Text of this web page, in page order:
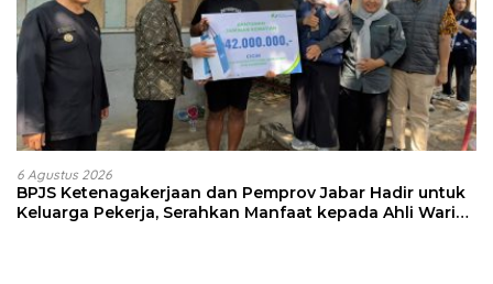
6 Agustus 2026
BPJS Ketenagakerjaan dan Pemprov Jabar Hadir untuk
Keluarga Pekerja, Serahkan Manfaat kepada Ahli Waris